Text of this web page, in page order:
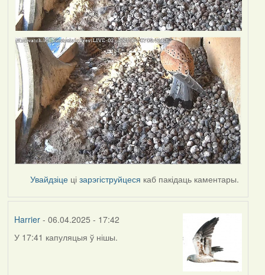
Увайдзіце цізарэгіструйцеся каб пакідаць каментары.
Harrier- 06.04.2025 - 17:42
У 17:41 капуляцыя ў нішы.